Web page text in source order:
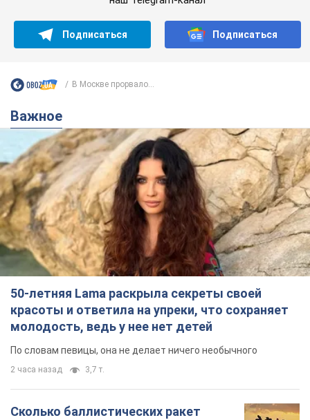
Подписаться Подписаться
В Москве прорвало...
Важное
50-летняя Lama раскрыла секреты своей
красоты и ответила на упреки, что сохраняет
молодость, ведь у нее нет детей
По словам певицы, она не делает ничего необычного
2 часа назад 3,7 т.
Сколько баллистических ракет